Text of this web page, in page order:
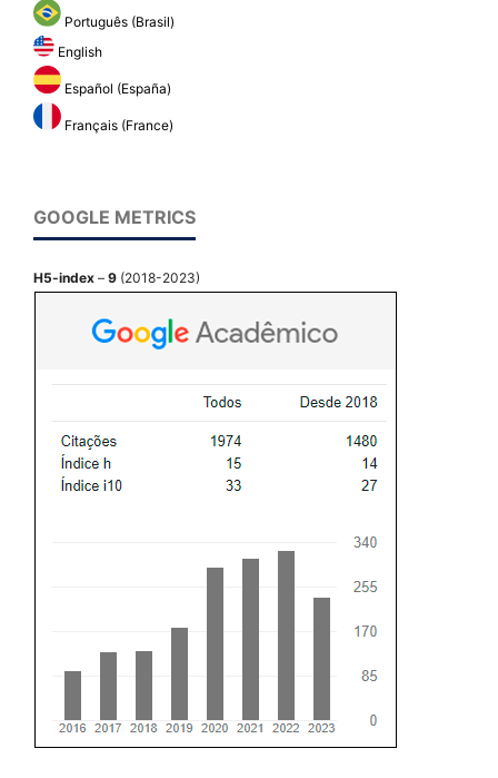
Português (Brasil)
English
Español (España)
Français (France)
GOOGLE METRICS
H5-index – 9 (2018-2023)